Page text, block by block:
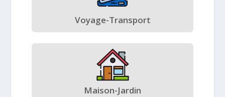
Voyage-Transport
Maison-Jardin